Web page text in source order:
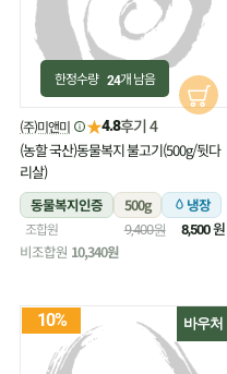
한정수량 24개 남음
(주)미앤미 ★4.8후기 4
(농할 국산)동물복지 불고기(500g/뒷다
리살)
동물복지인증
500g 냉장
조합원 9,400원 8,500원
비조합원 10,340원
바우처
10%